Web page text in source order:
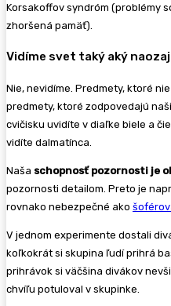
Korsakoffov syndróm (problémy
zhoršená pamäť).
Vidíme svet taký aký naozaj
Nie, nevidíme. Predmety, ktoré
predmety, ktoré zodpovedajú
cvičisku uvidíte v diaľke biele a
vidíte dalmatínca.
Naša schopnosť pozornosti je
pozornosti detailom. Preto je
rovnako nebezpečné ako
V jednom experimente dostali
koľkokrát si skupina ľudí prihrá
prihrávok si väčšina divákov
chvíľu potuloval v skupinke.